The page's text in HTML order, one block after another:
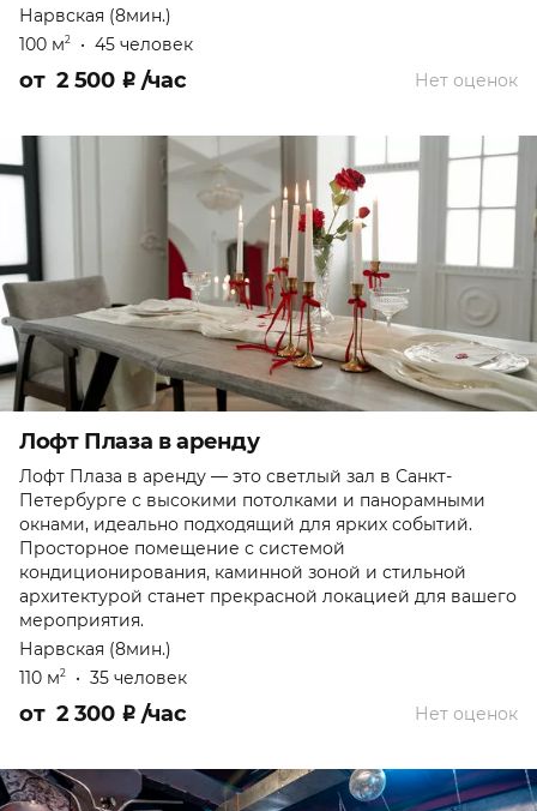
Нарвская (8мин.)
100 м2 • 45 человек
Нет оценок
от 2 500 ₽ /час
Лофт Плаза в аренду
Лофт Плаза в аренду — это светлый зал в Санкт-
Петербурге с высокими потолками и панорамными
окнами, идеально подходящий для ярких событий.
Просторное помещение с системой
кондиционирования, каминной зоной и стильной
архитектурой станет прекрасной локацией для вашего
мероприятия.
Нарвская (8мин.)
110 м2 • 35 человек
Нет оценок
от 2 300 ₽ /час